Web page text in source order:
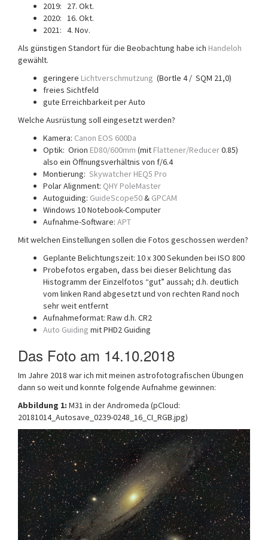
2019: 27. Okt.
2020: 16. Okt.
2021: 4. Nov.
Als günstigen Standort für die Beobachtung habe ich Handeloh
gewählt.
geringere Lichtverschmutzung (Bortle 4 / SQM 21,0)
freies Sichtfeld
gute Erreichbarkeit per Auto
Welche Ausrüstung soll eingesetzt werden?
Kamera: Canon EOS 600Da
Optik: Orion ED80/600mm (mit Flattener/Reducer0.85)
also ein Öffnungsverhältnis von f/6.4
Montierung: Skywatcher HEQ5 Pro
Polar Alignment: QHY PoleMaster
Autoguiding: GuideScope50& GPCAM
Windows 10 Notebook-Computer
Aufnahme-Software: APT
Mit welchen Einstellungen sollen die Fotos geschossen werden?
Geplante Belichtungszeit: 10 x 300 Sekunden bei ISO 800
Probefotos ergaben, dass bei dieser Belichtung das
Histogramm der Einzelfotos “gut” aussah; d.h. deutlich
vom linken Rand abgesetzt und von rechten Rand noch
sehr weit entfernt
Aufnahmeformat: Raw d.h. CR2
Auto Guiding mit PHD2 Guiding
Das Foto am 14.10.2018
Im Jahre 2018 war ich mit meinen astrofotografischen Übungen
dann so weit und konnte folgende Aufnahme gewinnen:
Abbildung 1: M31 in der Andromeda (pCloud:
20181014_Autosave_0239-0248_16_CI_RGB.jpg)